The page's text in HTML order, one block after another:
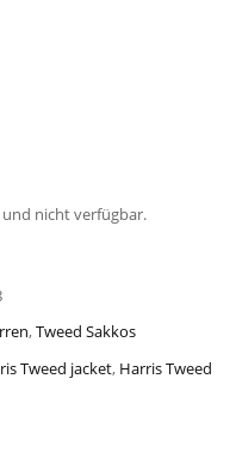
nicht verfügbar.
,Tweed Sakkos
Tweed jacket, Harris Tweed